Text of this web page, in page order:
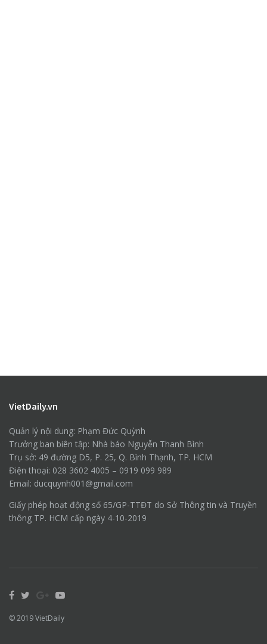
VietDaily.vn
Quản lý nội dung: Phạm Đức Quỳnh
Trưởng ban biên tập: Nhà báo Nguyễn Thanh Bình
Trụ sở: 49 đường D5, P. 25, Q. Bình Thạnh, TP. HCM
Điện thoại: 028 3602 4005 – 0919 099 989
Email: ducquynh001@gmail.com
Giấy phép hoạt động số 65/GP-TTĐT do Sở Thông tin và Truyền
thông TP. HCM cấp ngày 4-10-2019
© 2019VietDaily